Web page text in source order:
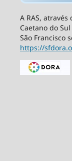
A RAS,
Caetano do
São Francisco
https://